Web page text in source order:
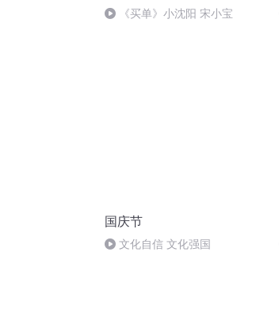
《买单》小沈阳 宋小宝
国庆节
文化自信 文化强国